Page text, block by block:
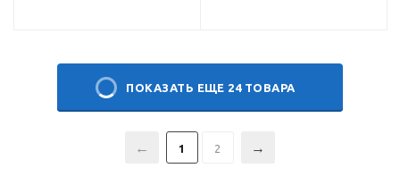
ПОКАЗАТЬ ЕЩЕ 24 ТОВАРА
1 2